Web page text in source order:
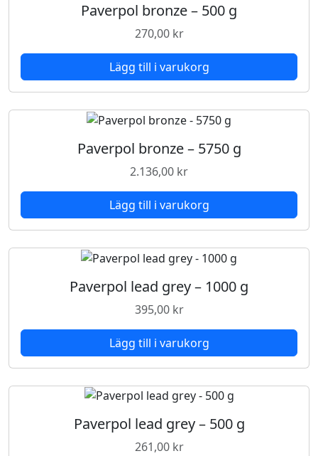
Paverpol bronze – 500 g
270,00 kr
Lägg till i varukorg
Paverpol bronze – 5750 g
2.136,00 kr
Lägg till i varukorg
Paverpol lead grey – 1000 g
395,00 kr
Lägg till i varukorg
Paverpol lead grey – 500 g
261,00 kr